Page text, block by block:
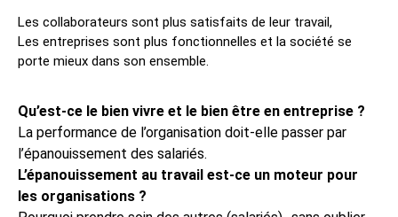
Les collaborateurs sont plus satisfaits de leur travail,
Les entreprises sont plus fonctionnelles et la société se
porte mieux dans son ensemble.
Qu’est-ce le bien vivre et le bien être en entreprise ?
La performance de l’organisation doit-elle passer par
l’épanouissement des salariés.
L’épanouissement au travail est-ce un moteur pour
les organisations ?